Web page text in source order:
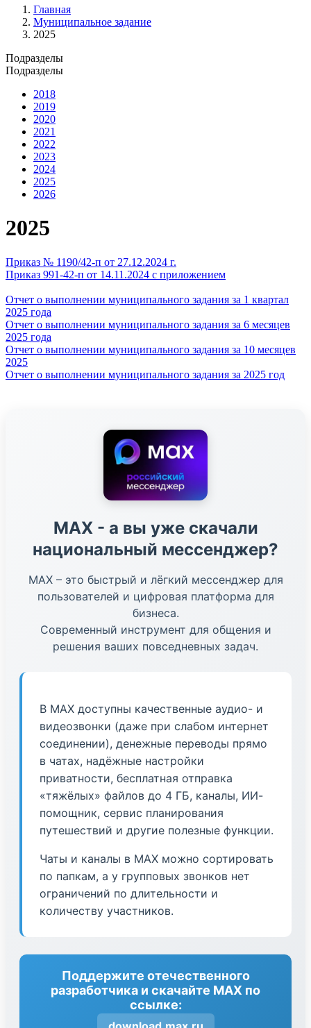
Главная
Муниципальное задание
2025
Подразделы
Подразделы
2018
2019
2020
2021
2022
2023
2024
2025
2026
2025
Приказ № 1190/42-п от 27.12.2024 г.
Приказ 991-42-п от 14.11.2024 с приложением
Отчет о выполнении муниципального задания за 1 квартал
2025 года
Отчет о выполнении муниципального задания за 6 месяцев
2025 года
Отчет о выполнении муниципального задания за 10 месяцев
2025
Отчет о выполнении муниципального задания за 2025 год
МАХ - а вы уже скачали
национальный мессенджер?
МАХ – это быстрый и лёгкий мессенджер для
пользователей и цифровая платформа для
бизнеса.
Современный инструмент для общения и
решения ваших повседневных задач.
В МАХ доступны качественные аудио- и
видеозвонки (даже при слабом интернет
соединении), денежные переводы прямо
в чатах, надёжные настройки
приватности, бесплатная отправка
«тяжёлых» файлов до 4 ГБ, каналы, ИИ-
помощник, сервис планирования
путешествий и другие полезные функции.
Чаты и каналы в МАХ можно сортировать
по папкам, а у групповых звонков нет
ограничений по длительности и
количеству участников.
Поддержите отечественного
разработчика и скачайте МАХ по
ссылке: